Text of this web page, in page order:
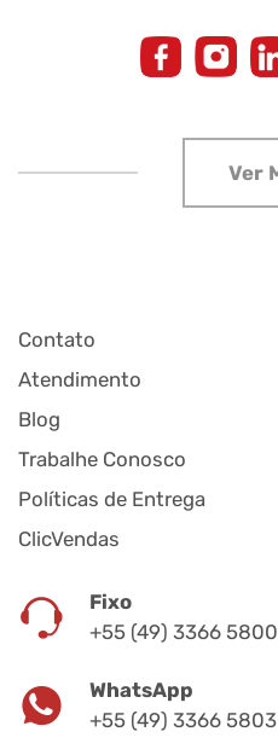
Contato
Atendimento
Blog
Trabalhe Conosco
Políticas de Entrega
ClicVendas
Fixo
+55 (49) 3366 5800
WhatsApp
+55 (49) 3366 5803